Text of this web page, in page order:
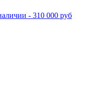
- 310 000 руб